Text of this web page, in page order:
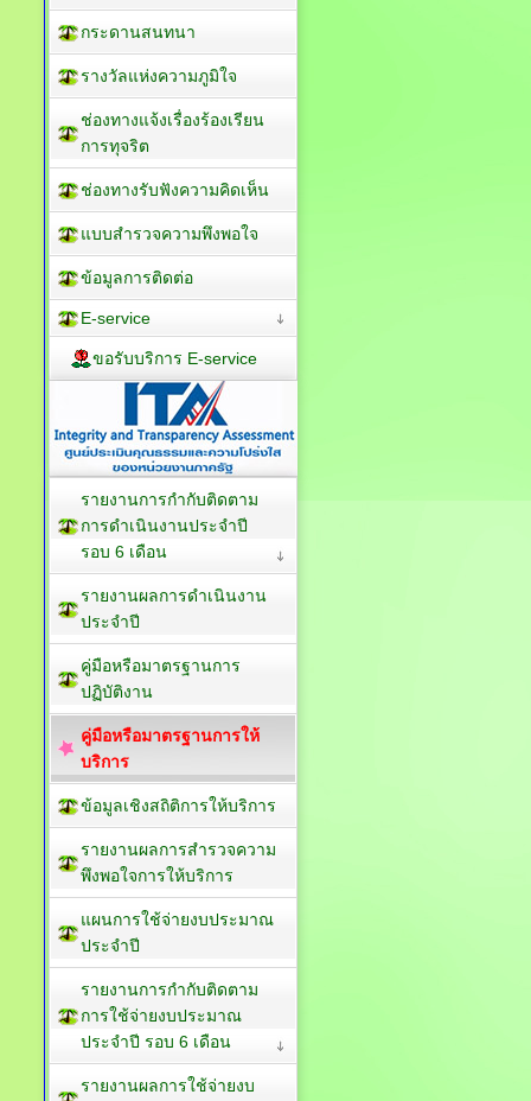
กระดานสนทนา
รางวัลแห่งความภูมิใจ
ช่องทางแจ้งเรื่องร้องเรียน
การทุจริต
ช่องทางรับฟังความคิดเห็น
แบบสำรวจความพึงพอใจ
ข้อมูลการติดต่อ
E-service
ขอรับบริการ E-service
รายงานการกำกับติดตาม
การดำเนินงานประจำปี
รอบ 6 เดือน
รายงานผลการดำเนินงาน
ประจำปี
คู่มือหรือมาตรฐานการ
ปฏิบัติงาน
คู่มือหรือมาตรฐานการให้
บริการ
ข้อมูลเชิงสถิติการให้บริการ
รายงานผลการสำรวจความ
พึงพอใจการให้บริการ
แผนการใช้จ่ายงบประมาณ
ประจำปี
รายงานการกำกับติดตาม
การใช้จ่ายงบประมาณ
ประจำปี รอบ 6 เดือน
รายงานผลการใช้จ่ายงบ